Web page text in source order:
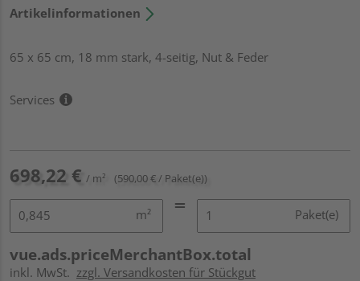
Artikelinformationen
65 x 65 cm, 18 mm stark, 4-seitig, Nut & Feder
Services
698,22 € / m² (590,00 € / Paket(e))
m² Paket(e)
vue.ads.priceMerchantBox.total
inkl. MwSt. zzgl. Versandkosten für Stückgut